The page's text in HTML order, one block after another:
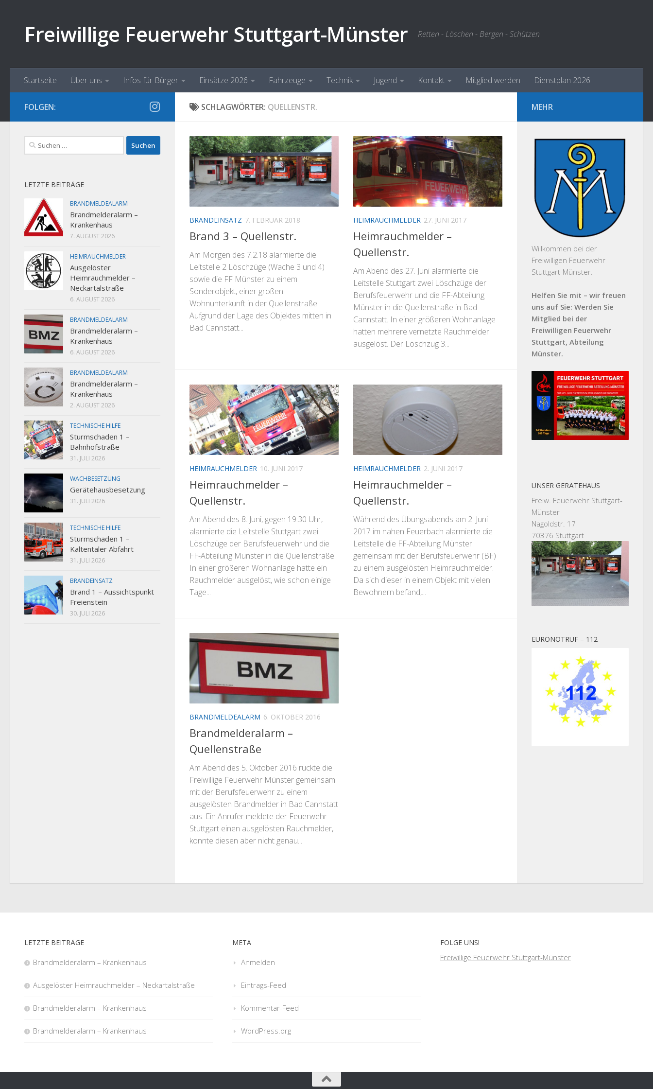
Freiwillige Feuerwehr Stuttgart-Münster Retten - Löschen - Bergen - Schützen
Startseite Über uns Infos für Bürger Einsätze 2026 Fahrzeuge Technik Jugend Kontakt Mitglied werden Dienstplan 2026
SCHLAGWÖRTER: QUELLENSTR.
BRANDEINSATZ 7. FEBRUAR 2018
Brand 3 – Quellenstr.
Am Morgen des 7.2.18 alarmierte die
Leitstelle 2 Löschzüge (Wache 3 und 4)
sowie die FF Münster zu einem
Sonderobjekt, einer großen
Wohnunterkunft in der Quellenstraße.
Aufgrund der Lage des Objektes mitten in
Bad Cannstatt...
HEIMRAUCHMELDER 27. JUNI 2017
Heimrauchmelder –
Quellenstr.
Am Abend des 27. Juni alarmierte die
Leitstelle Stuttgart zwei Löschzüge der
Berufsfeuerwehr und die FF-Abteilung
Münster in die Quellenstraße in Bad
Cannstatt. In einer größeren Wohnanlage
hatten mehrere vernetzte Rauchmelder
ausgelöst. Der Löschzug 3...
HEIMRAUCHMELDER 10. JUNI 2017
Heimrauchmelder –
Quellenstr.
Am Abend des 8. Juni, gegen 19:30 Uhr,
alarmierte die Leitstelle Stuttgart zwei
Löschzüge der Berufsfeuerwehr und die
FF-Abteilung Münster in die Quellenstraße.
In einer größeren Wohnanlage hatte ein
Rauchmelder ausgelöst, wie schon einige
Tage...
HEIMRAUCHMELDER 2. JUNI 2017
Heimrauchmelder –
Quellenstr.
Während des Übungsabends am 2. Juni
2017 im nahen Feuerbach alarmierte die
Leitstelle die FF-Abteilung Münster
gemeinsam mit der Berufsfeuerwehr (BF)
zu einem ausgelösten Heimrauchmelder.
Da sich dieser in einem Objekt mit vielen
Bewohnern befand,...
BRANDMELDEALARM 6. OKTOBER 2016
Brandmelderalarm –
Quellenstraße
Am Abend des 5. Oktober 2016 rückte die
Freiwillige Feuerwehr Münster gemeinsam
mit der Berufsfeuerwehr zu einem
ausgelösten Brandmelder in Bad Cannstatt
aus. Ein Anrufer meldete der Feuerwehr
Stuttgart einen ausgelösten Rauchmelder,
konnte diesen aber nicht genau...
FOLGEN:
Suchen
nach:
LETZTE BEITRÄGE
BRANDMELDEALARM
Brandmelderalarm –
Krankenhaus
7. AUGUST 2026
HEIMRAUCHMELDER
Ausgelöster
Heimrauchmelder –
Neckartalstraße
6. AUGUST 2026
BRANDMELDEALARM
Brandmelderalarm –
Krankenhaus
6. AUGUST 2026
BRANDMELDEALARM
Brandmelderalarm –
Krankenhaus
2. AUGUST 2026
TECHNISCHE HILFE
Sturmschaden 1 –
Bahnhofstraße
31. JULI 2026
WACHBESETZUNG
Gerätehausbesetzung
31. JULI 2026
TECHNISCHE HILFE
Sturmschaden 1 –
Kaltentaler Abfahrt
31. JULI 2026
BRANDEINSATZ
Brand 1 – Aussichtspunkt
Freienstein
30. JULI 2026
MEHR
Willkommen bei der
Freiwilligen Feuerwehr
Stuttgart-Münster.
Helfen Sie mit – wir freuen
uns auf Sie: Werden Sie
Mitglied bei der
Freiwilligen Feuerwehr
Stuttgart, Abteilung
Münster.
UNSER GERÄTEHAUS
Freiw. Feuerwehr Stuttgart-
Münster
Nagoldstr. 17
70376 Stuttgart
EURONOTRUF – 112
LETZTE BEITRÄGE
Brandmelderalarm – Krankenhaus
Ausgelöster Heimrauchmelder – Neckartalstraße
Brandmelderalarm – Krankenhaus
Brandmelderalarm – Krankenhaus
META
Anmelden
Eintrags-Feed
Kommentar-Feed
WordPress.org
FOLGE UNS!
Freiwillige Feuerwehr Stuttgart-Münster